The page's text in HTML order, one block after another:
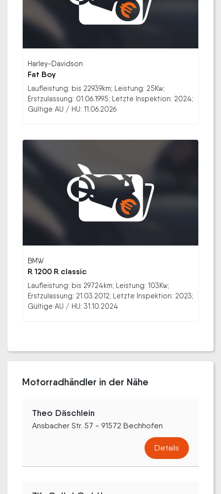
Harley-Davidson
Fat Boy
Laufleistung: bis 22939km; Leistung: 25Kw;
Erstzulassung: 01.06.1995; Letzte Inspektion: 2024;
Gültige AU / HU: 11.06.2026
BMW
R 1200 R classic
Laufleistung: bis 29724km; Leistung: 103Kw;
Erstzulassung: 21.03.2012; Letzte Inspektion: 2023;
Gültige AU / HU: 31.10.2024
Motorradhändler in der Nähe
Theo Däschlein
Ansbacher Str. 57 - 91572 Bechhofen
Details